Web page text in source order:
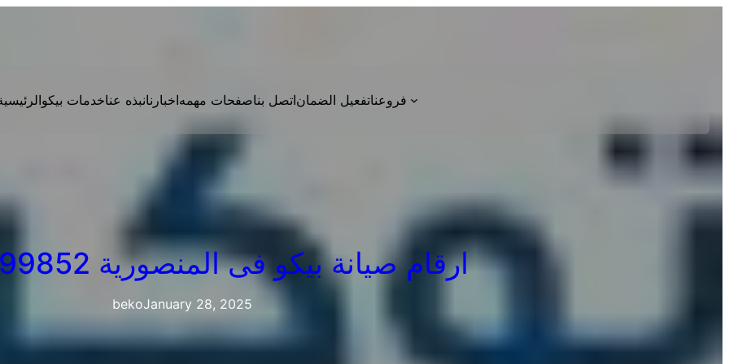
خدمات بيكونبذه عنااخبارناصفحات مهمهاتصل بناتفعيل الضمانفروعنا
ارقام صيانة بيكو فى المنصورية 01210999852
bekoJanuary 28, 2025